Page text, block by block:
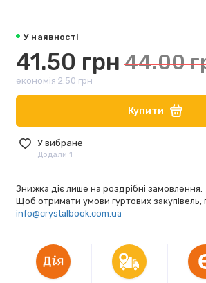
У наявності
41.50 грн 44.00
економія 2.50 грн
Купити
У вибране
Додали 1
Знижка діє лише на роздрібні замовлення.
Щоб отримати умови гуртових закупівель,
info@crystalbook.com.ua